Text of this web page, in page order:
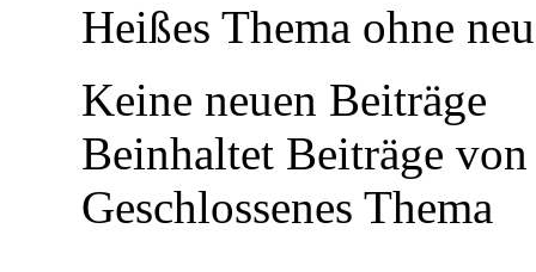
Heißes Thema ohne
Keine neuen Beiträge
Beinhaltet Beiträge
Geschlossenes Thema